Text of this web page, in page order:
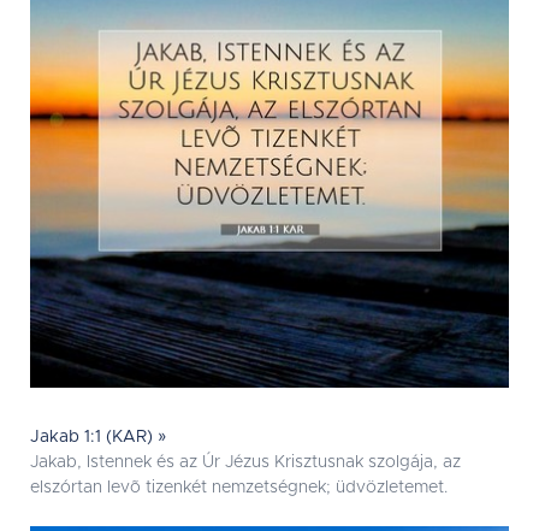
Jakab 1:1 (KAR) »
Jakab, Istennek és az Úr Jézus Krisztusnak szolgája, az
elszórtan levõ tizenkét nemzetségnek; üdvözletemet.